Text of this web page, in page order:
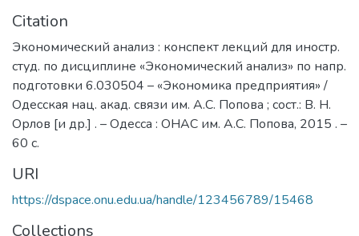
Citation
Экономический анализ : конспект лекций для иностр.
студ. по дисциплине «Экономический анализ» по напр.
подготовки 6.030504 – «Экономика предприятия» /
Одесская нац. акад. связи им. А.С. Попова ; сост.: В. Н.
Орлов [и др.] . – Одесса : ОНАС им. А.С. Попова, 2015 . –
60 с.
URI
https://dspace.onu.edu.ua/handle/123456789/15468
Collections